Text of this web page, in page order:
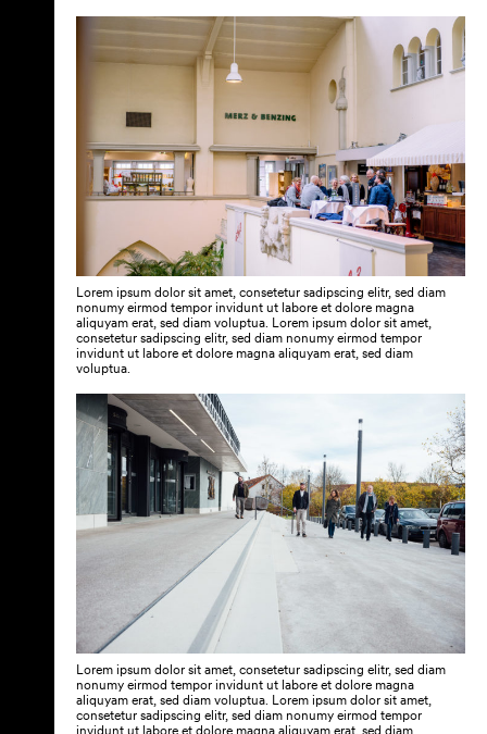
Lorem ipsum dolor sit amet, consetetur sadipscing elitr, sed diam
nonumy eirmod tempor invidunt ut labore et dolore magna
aliquyam erat, sed diam voluptua. Lorem ipsum dolor sit amet,
consetetur sadipscing elitr, sed diam nonumy eirmod tempor
invidunt ut labore et dolore magna aliquyam erat, sed diam
voluptua.
Lorem ipsum dolor sit amet, consetetur sadipscing elitr, sed diam
nonumy eirmod tempor invidunt ut labore et dolore magna
aliquyam erat, sed diam voluptua. Lorem ipsum dolor sit amet,
consetetur sadipscing elitr, sed diam nonumy eirmod tempor
invidunt ut labore et dolore magna aliquyam erat, sed diam